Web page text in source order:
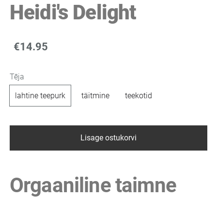
Heidi's Delight
€14.95
Tēja
lahtine teepurk täitmine teekotid
Lisage ostukorvi
Orgaaniline taimne